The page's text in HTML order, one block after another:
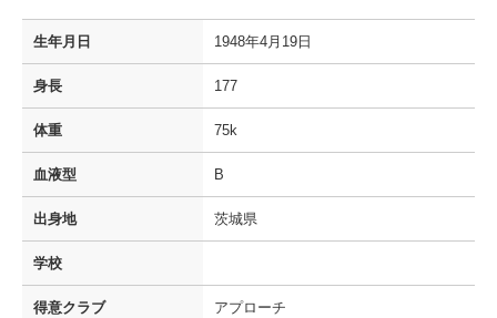
生年月日 1948年4月19日
身長 177
体重 75k
血液型 B
出身地 茨城県
学校
得意クラブ アプローチ